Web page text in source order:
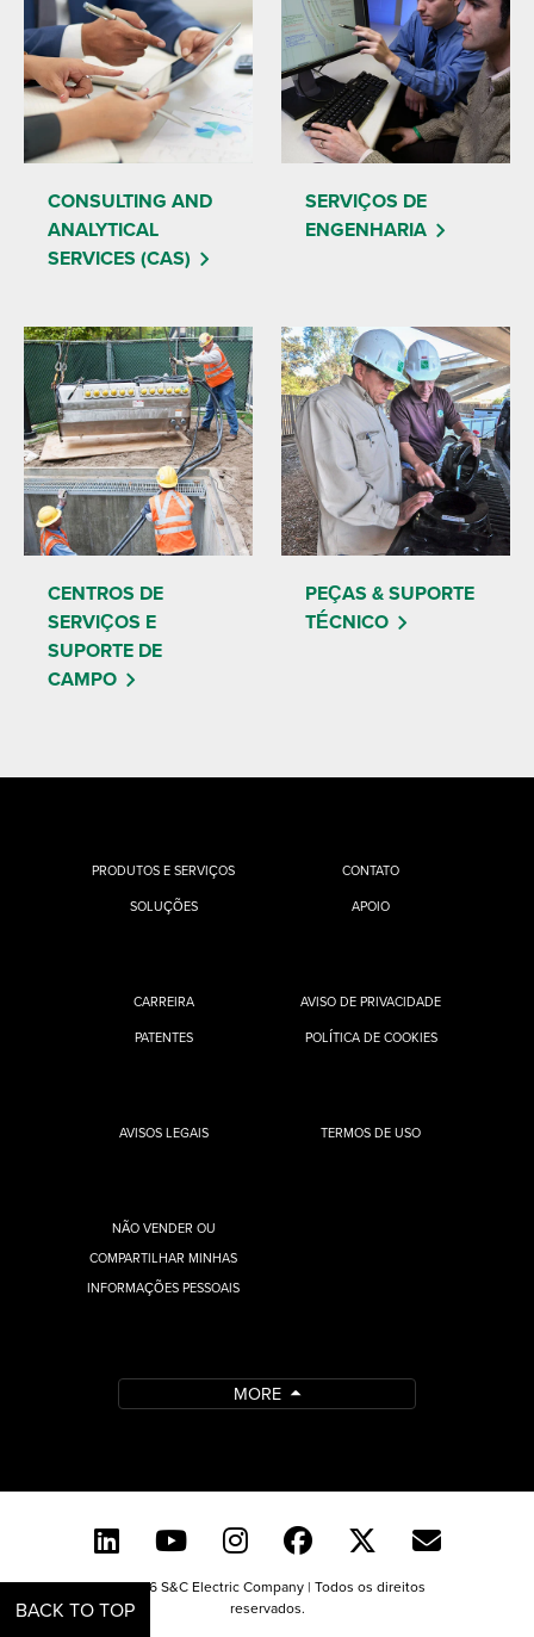
BACK TO TOP
CONSULTING AND
ANALYTICAL
SERVICES (CAS)
SERVIÇOS DE
ENGENHARIA
CENTROS DE
SERVIÇOS E
SUPORTE DE
CAMPO
PEÇAS & SUPORTE
TÉCNICO
PRODUTOS E SERVIÇOS
SOLUÇÕES
CONTATO
APOIO
CARREIRA
PATENTES
AVISO DE PRIVACIDADE
POLÍTICA DE COOKIES
AVISOS LEGAIS TERMOS DE USO
NÃO VENDER OU
COMPARTILHAR MINHAS
INFORMAÇÕES PESSOAIS
MORE
© 2026 S&C Electric Company | Todos os direitos
reservados.